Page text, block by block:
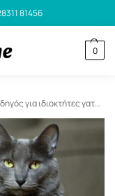
81456
0
για ιδιοκτήτες γατών